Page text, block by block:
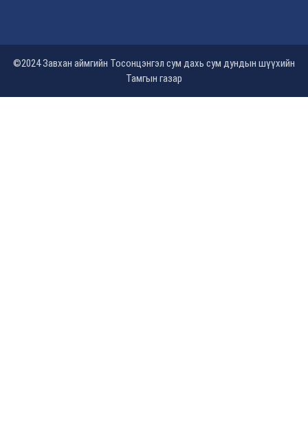
©2024 Завхан аймгийн Тосонцэнгэл сум дахь сум дундын шүүхийн
Тамгын газар